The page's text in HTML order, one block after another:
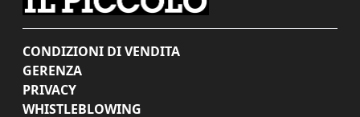
CONDIZIONI DI VENDITA
GERENZA
PRIVACY
WHISTLEBLOWING